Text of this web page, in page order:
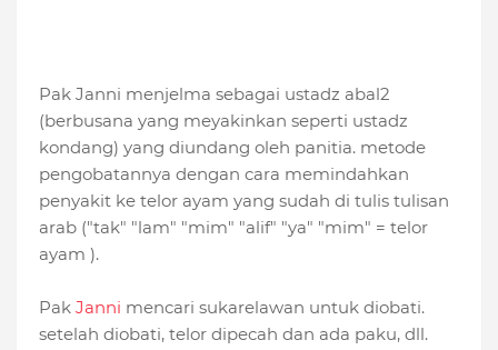
Pak Janni menjelma sebagai ustadz abal2
(berbusana yang meyakinkan seperti ustadz
kondang) yang diundang oleh panitia. metode
pengobatannya dengan cara memindahkan
penyakit ke telor ayam yang sudah di tulis tulisan
arab ("tak" "lam" "mim" "alif" "ya" "mim" = telor
ayam ).
Pak Janni mencari sukarelawan untuk diobati.
setelah diobati, telor dipecah dan ada paku, dll.